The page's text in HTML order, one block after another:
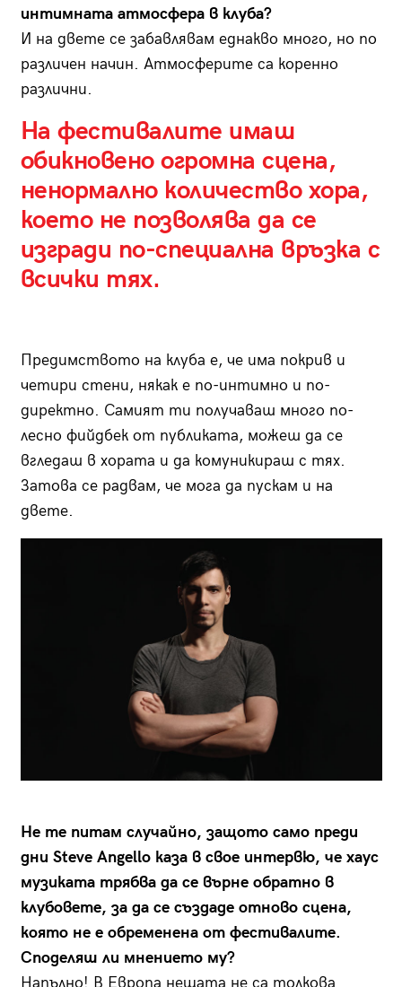
интимната атмосфера в клуба?
И на двете се забавлявам еднакво много, но по
различен начин. Атмосферите са коренно
различни.
На фестивалите имаш
обикновено огромна сцена,
ненормално количество хора,
което не позволява да се
изгради по-специална връзка с
всички тях.
Предимството на клуба е, че има покрив и
четири стени, някак е по-интимно и по-
директно. Самият ти получаваш много по-
лесно фийдбек от публиката, можеш да се
вгледаш в хората и да комуникираш с тях.
Затова се радвам, че мога да пускам и на
двете.
Не те питам случайно, защото само преди
дни Steve Angello каза в свое интервю, че хаус
музиката трябва да се върне обратно в
клубовете, за да се създаде отново сцена,
която не е обременена от фестивалите.
Споделяш ли мнението му?
Напълно! В Европа нещата не са толкова